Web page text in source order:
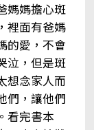
媽媽擔心斑
裡面有爸媽
的愛，不會
泣，但是斑
想念家人而
們，讓他們
看完書本